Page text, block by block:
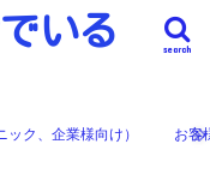
いる
search
ク、企業様向け） お客